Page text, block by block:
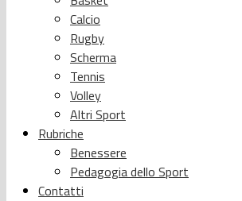
Calcio
Rugby
Scherma
Tennis
Volley
Altri Sport
Rubriche
Benessere
Pedagogia dello Sport
Contatti